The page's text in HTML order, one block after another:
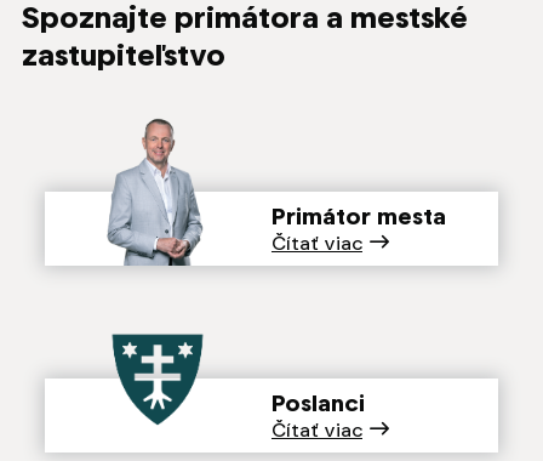
Spoznajte primátora a mestské
zastupiteľstvo
Primátor mesta
Čítať viac
Poslanci
Čítať viac